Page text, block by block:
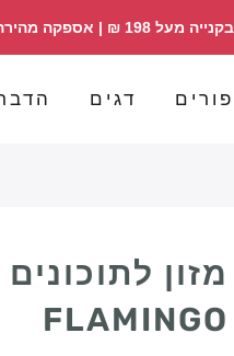
| הזמנות 098358030
דגים
FLAMINGO